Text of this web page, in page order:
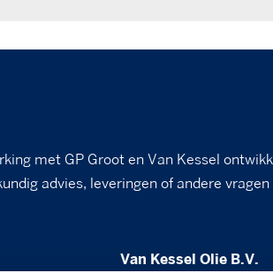
met GP Groot en Van Kessel
advies, leveringen of andere
Van Kessel Olie B.V.